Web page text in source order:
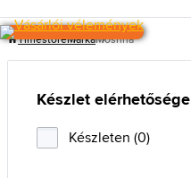
TimestoreMárkaMoshna
Készlet elérhetősége
Készleten (0)